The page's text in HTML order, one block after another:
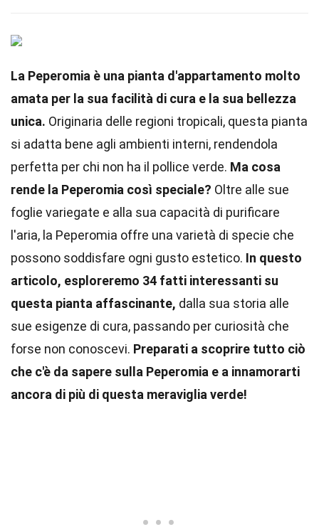
La Peperomia è una pianta d'appartamento molto
amata per la sua facilità di cura e la sua bellezza
unica. Originaria delle regioni tropicali, questa pianta
si adatta bene agli ambienti interni, rendendola
perfetta per chi non ha il pollice verde. Ma cosa
rende la Peperomia così speciale? Oltre alle sue
foglie variegate e alla sua capacità di purificare
l'aria, la Peperomia offre una varietà di specie che
possono soddisfare ogni gusto estetico. In questo
articolo, esploreremo 34 fatti interessanti su
questa pianta affascinante, dalla sua storia alle
sue esigenze di cura, passando per curiosità che
forse non conoscevi. Preparati a scoprire tutto ciò
che c'è da sapere sulla Peperomia e a innamorarti
ancora di più di questa meraviglia verde!